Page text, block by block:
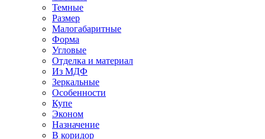
Темные
Размер
Малогабаритные
Форма
Угловые
Отделка и материал
Из МДФ
Зеркальные
Особенности
Купе
Эконом
Назначение
В коридор